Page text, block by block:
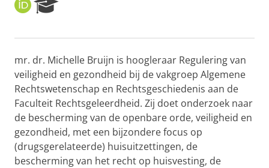
O
R
I
e
r
c
h
P
o
r
t
a
l
mr. dr. Michelle Bruijn is hoogleraar Regulering van
veiligheid en gezondheid bij de vakgroep Algemene
Rechtswetenschap en Rechtsgeschiedenis aan de
Faculteit Rechtsgeleerdheid. Zij doet onderzoek naar
de bescherming van de openbare orde, veiligheid en
gezondheid, met een bijzondere focus op
(drugsgerelateerde) huisuitzettingen, de
bescherming van het recht op huisvesting, de